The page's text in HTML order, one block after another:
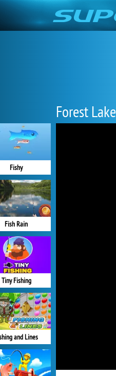
Forest Lake
Fishy
Fish Rain
Tiny Fishing
and Lines